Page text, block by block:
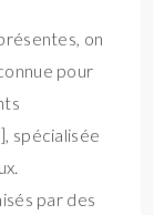
on
pour
spécialisée
par des